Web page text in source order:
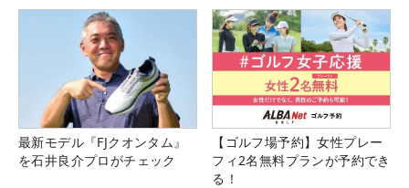
最新モデル『FJクオンタム』
を石井良介プロがチェック
【ゴルフ場予約】女性プレー
フィ2名無料プランが予約でき
る！